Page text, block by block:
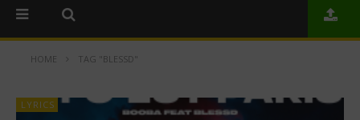
HOME TAG "BLESSD"
LYRICS